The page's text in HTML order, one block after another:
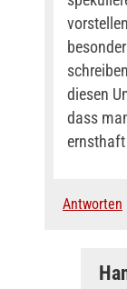
diesen
dass
Antworten